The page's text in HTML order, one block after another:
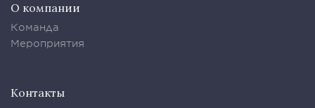
О компании
Команда
Мероприятия
Контакты